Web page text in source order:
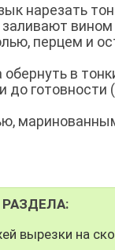
нарезать
перцем и
в
до готовности
вырезки на